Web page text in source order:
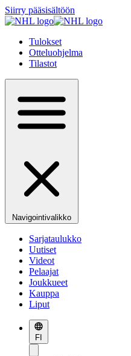
Siirry pääsisältöön
Tulokset
Otteluohjelma
Tilastot
Navigointivalikko
Sarjataulukko
Uutiset
Videot
Pelaajat
Joukkueet
Kauppa
Liput
FI